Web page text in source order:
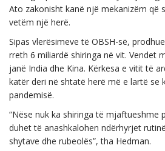
Ato zakonisht kanë një mekanizëm që
vetëm një herë.
Sipas vlerësimeve të OBSH-së,
rreth 6 miliardë shiringa në vit. Vendet
janë India dhe Kina. Kërkesa e vitit të
katër deri në shtatë herë më e lartë se
pandemisë.
“Nëse nuk ka shiringa të mjaftueshme
duhet të anashkalohen ndërhyrjet
shytave dhe rubeolës”, tha Hedman.